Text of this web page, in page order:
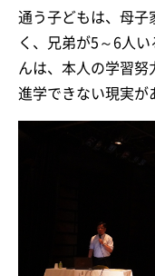
通う子どもは、母子
く、兄弟が5～6人
んは、本人の学習努
進学できない現実が